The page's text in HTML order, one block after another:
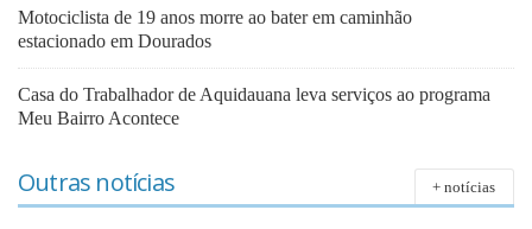
Motociclista de 19 anos morre ao bater em caminhão
estacionado em Dourados
Casa do Trabalhador de Aquidauana leva serviços ao programa
Meu Bairro Acontece
Outras notícias + notícias